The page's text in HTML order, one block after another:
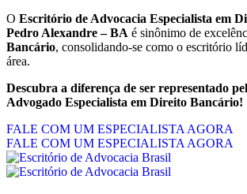
O Escritório de Advocacia Especialista em
Pedro Alexandre – BA é sinônimo de
Bancário, consolidando-se como o escritório
área.
Descubra a diferença de ser representado
Advogado Especialista em Direito Bancário!
FALE COM UM ESPECIALISTA AGORA
FALE COM UM ESPECIALISTA AGORA